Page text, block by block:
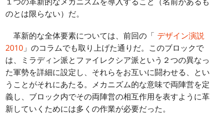
のとは限らない）だ。
革新的な全体要素については、前回の「 デザイン演説
2010 」のコラムでも取り上げた通りだ。このブロックで
は、ミラディン派とファイレクシア派という２つの異なっ
た軍勢を詳細に設定し、それらをお互いに闘わせる、とい
うことがそれにあたる。メカニズム的な意味で両陣営を定
義し、ブロック内でその両陣営の相互作用を表すように革
新していくためには多くの作業が必要だった。